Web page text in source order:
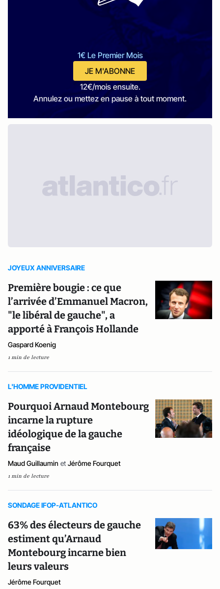
1€ Le Premier Mois
JE M'ABONNE
12€/mois ensuite.
Annulez ou mettez en pause à tout moment.
JOYEUX ANNIVERSAIRE
Première bougie : ce que
l’arrivée d’Emmanuel Macron,
"le libéral de gauche", a
apporté à François Hollande
Gaspard Koenig
1 min de lecture
L'HOMME PROVIDENTIEL
Pourquoi Arnaud Montebourg
incarne la rupture
idéologique de la gauche
française
Maud Guillaumin et Jérôme Fourquet
1 min de lecture
SONDAGE IFOP-ATLANTICO
63% des électeurs de gauche
estiment qu’Arnaud
Montebourg incarne bien
leurs valeurs
Jérôme Fourquet